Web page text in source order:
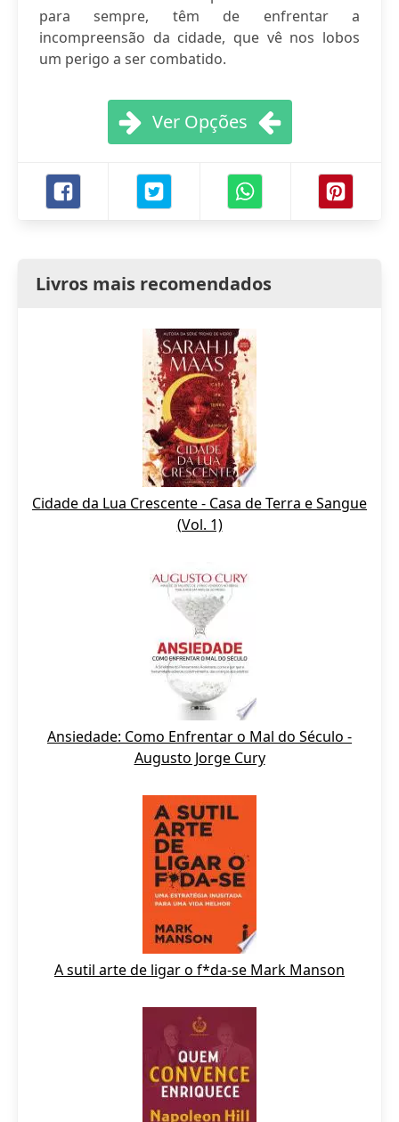
para sempre, têm de enfrentar a
incompreensão da cidade, que vê nos lobos
um perigo a ser combatido.
Ver Opções
Livros mais recomendados
Cidade da Lua Crescente - Casa de Terra e Sangue
(Vol. 1)
Ansiedade: Como Enfrentar o Mal do Século -
Augusto Jorge Cury
A sutil arte de ligar o f*da-se Mark Manson